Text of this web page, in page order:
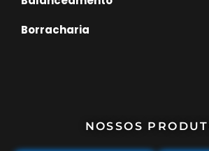
Borracharia
NOSSOS